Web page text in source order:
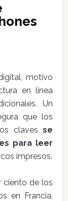
motivo
en línea
Un
que los
clavesse
para leer
impresos.
ciento de los
en Francia,